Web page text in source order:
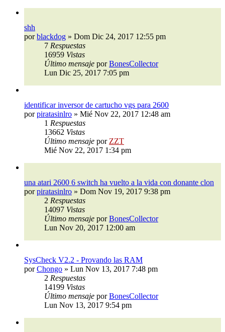
shh
porblackdog » Dom Dic 24, 2017 12:55 pm
7 Respuestas
16959 Vistas
Último mensaje porBonesCollector
Lun Dic 25, 2017 7:05 pm
identificar inversor de cartucho vgs para 2600
porpiratasinlro » Mié Nov 22, 2017 12:48 am
1 Respuestas
13662 Vistas
Último mensaje por ZZT
Mié Nov 22, 2017 1:34 pm
una atari 2600 6 switch ha vuelto a la vida con donante clon
porpiratasinlro » Dom Nov 19, 2017 9:38 pm
2 Respuestas
14097 Vistas
Último mensaje porBonesCollector
Lun Nov 20, 2017 12:00 am
SysCheck V2.2 - Provando las RAM
porChongo » Lun Nov 13, 2017 7:48 pm
2 Respuestas
14199 Vistas
Último mensaje porBonesCollector
Lun Nov 13, 2017 9:54 pm